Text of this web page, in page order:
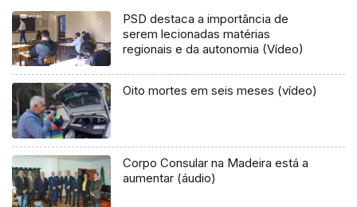
PSD destaca a importância de
serem lecionadas matérias
regionais e da autonomia (Vídeo)
Oito mortes em seis meses (vídeo)
Corpo Consular na Madeira está a
aumentar (áudio)